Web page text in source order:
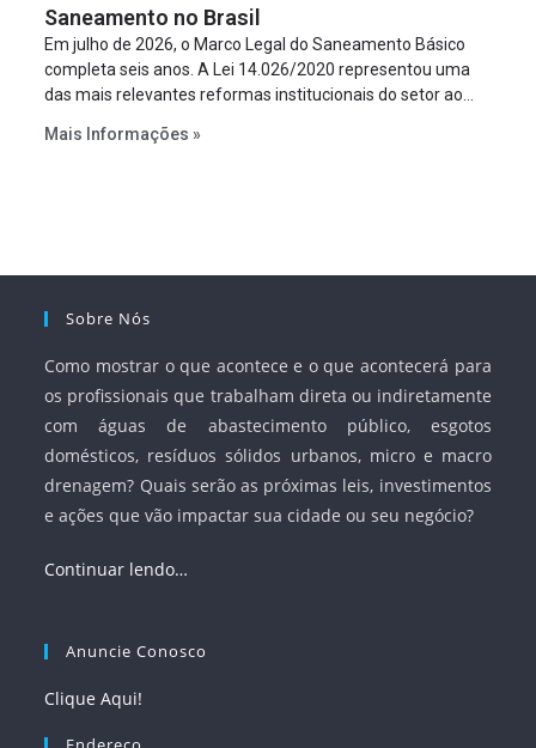
Saneamento no Brasil
Em julho de 2026, o Marco Legal do Saneamento Básico
completa seis anos. A Lei 14.026/2020 representou uma
das mais relevantes reformas institucionais do setor ao
serviços, ampliar a participação da iniciativa privada,
Mais Informações »
Sobre Nós
Como mostrar o que acontece e o que acontecerá para
os profissionais que trabalham direta ou indiretamente
com águas de abastecimento público, esgotos
domésticos, resíduos sólidos urbanos, micro e macro
drenagem? Quais serão as próximas leis, investimentos
e ações que vão impactar sua cidade ou seu negócio?
Continuar lendo…
Anuncie Conosco
Clique Aqui!